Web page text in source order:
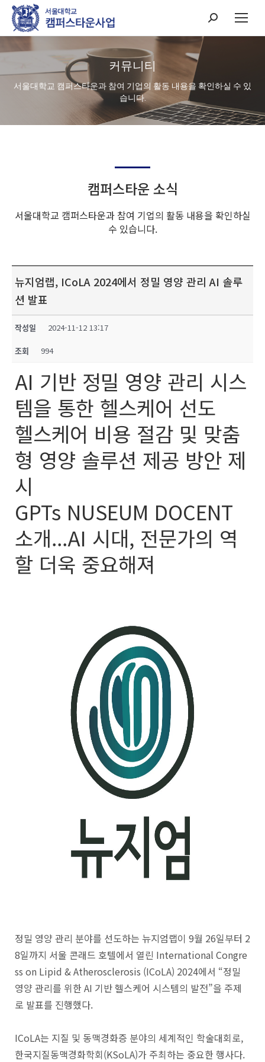
Search:
커뮤니티
서울대학교 캠퍼스타운과 참여 기업의 활동 내용을 확인하실 수 있
습니다.
캠퍼스타운 소식
서울대학교 캠퍼스타운과 참여 기업의 활동 내용을 확인하실
수 있습니다.
뉴지엄랩, ICoLA 2024에서 정밀 영양 관리 AI 솔루
션 발표
작성일 2024-11-12 13:17
조회 994
AI 기반 정밀 영양 관리 시스
템을 통한 헬스케어 선도
헬스케어 비용 절감 및 맞춤
형 영양 솔루션 제공 방안 제
시
GPTs NUSEUM DOCENT
소개...AI 시대, 전문가의 역
할 더욱 중요해져
정밀 영양 관리 분야를 선도하는 뉴지엄랩이 9월 26일부터 2
8일까지 서울 콘래드 호텔에서 열린 International Congre
ss on Lipid & Atherosclerosis (ICoLA) 2024에서 “정밀
영양 관리를 위한 AI 기반 헬스케어 시스템의 발전”을 주제
로 발표를 진행했다.
ICoLA는 지질 및 동맥경화증 분야의 세계적인 학술대회로,
한국지질동맥경화학회(KSoLA)가 주최하는 중요한 행사다.